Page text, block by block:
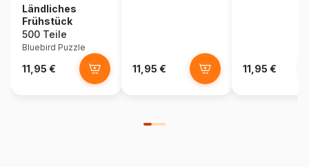
Ländliches
Frühstück
500 Teile
Bluebird Puzzle
11,95 € 11,95 € 11,95 €